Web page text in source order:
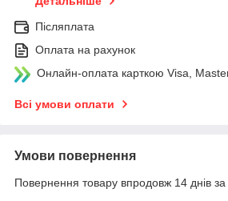
Післяплата
Оплата на рахунок
Онлайн-оплата карткою Visa,
Всі умови оплати
Умови повернення
Повернення товару впродовж 14 днів